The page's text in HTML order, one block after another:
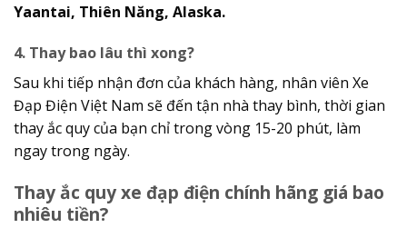
Yaantai, Thiên Năng, Alaska.
4. Thay bao lâu thì xong?
Sau khi tiếp nhận đơn của khách hàng, nhân viên Xe
Đạp Điện Việt Nam sẽ đến tận nhà thay bình, thời gian
thay ắc quy của bạn chỉ trong vòng 15-20 phút, làm
ngay trong ngày.
Thay ắc quy xe đạp điện chính hãng giá bao
nhiêu tiền?